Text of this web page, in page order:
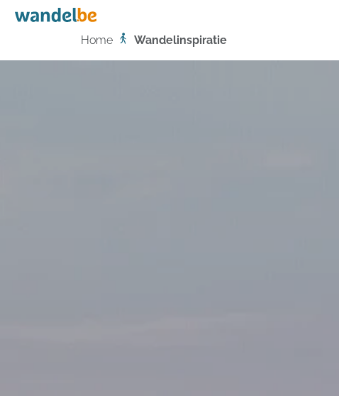
Home
Home Wandelinspiratie